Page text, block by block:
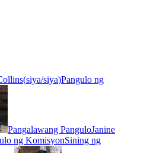
(siya/siya)Pangulo ng
Pangalawang PanguloJanine
ng KomisyonSining ng